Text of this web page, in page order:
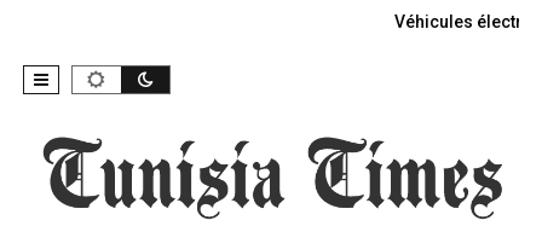
Véhicules